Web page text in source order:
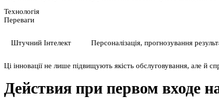
Технологія
Переваги
Штучний Інтелект Персоналізація, прогнозування
Ці інновації не лише підвищують якість обслуговування, але й
Действия при первом входе